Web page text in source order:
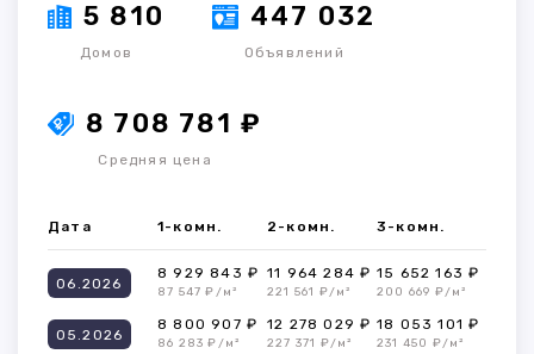
5 810
Домов
447 032
Объявлений
8 708 781 ₽
Средняя цена
Дата 1-комн. 2-комн. 3-комн.
06.2026
8 929 843 ₽
87 547 ₽/м²
11 964 284 ₽
221 561 ₽/м²
15 652 163 ₽
200 669 ₽/м²
05.2026
8 800 907 ₽
86 283 ₽/м²
12 278 029 ₽
227 371 ₽/м²
18 053 101 ₽
231 450 ₽/м²